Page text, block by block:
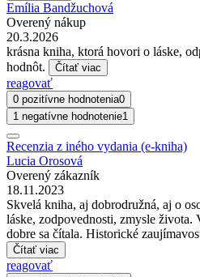
Emília Bandžuchová
Overený nákup
20.3.2026
krásna kniha, ktorá hovori o láske,
hodnôt.
Čítať viac
reagovať
0 pozitívne hodnotenia0
1 negatívne hodnotenie1
Recenzia z iného vydania (e-kniha)
Lucia Orosová
Overený zákazník
18.11.2023
Skvelá kniha, aj dobrodružná, aj o
láske, zodpovednosti, zmysle života.
dobre sa čítala. Historické
Čítať viac
reagovať